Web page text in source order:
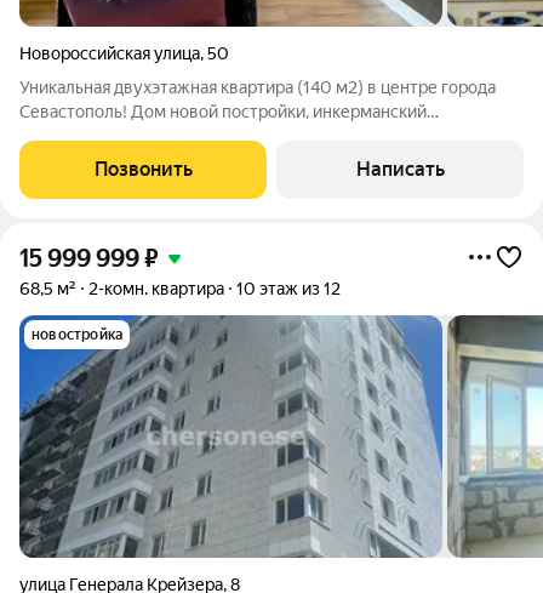
Новороссийская улица,50
Уникальная двухэтажная квартира (140 м2) в центре города
Севастополь! Дом новой постройки, инкерманский
видеонаблюдением. В доме подземный паркинг, парковка.
Есть своё паркоместо! В доме есть
Позвонить Написать
15 999 999₽
68,5 м² 2-комн. квартира 10 этаж из 12
новостройка
улица Генерала Крейзера,8